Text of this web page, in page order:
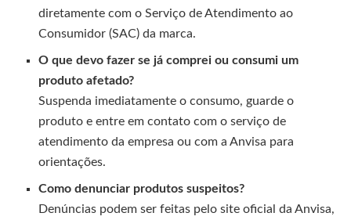
diretamente com o Serviço de Atendimento ao
Consumidor (SAC) da marca.
O que devo fazer se já comprei ou consumi um
produto afetado?
Suspenda imediatamente o consumo, guarde o
produto e entre em contato com o serviço de
atendimento da empresa ou com a Anvisa para
orientações.
Como denunciar produtos suspeitos?
Denúncias podem ser feitas pelo site oficial da Anvisa,